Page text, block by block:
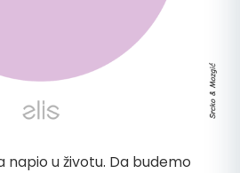
napio u životu. Da budemo